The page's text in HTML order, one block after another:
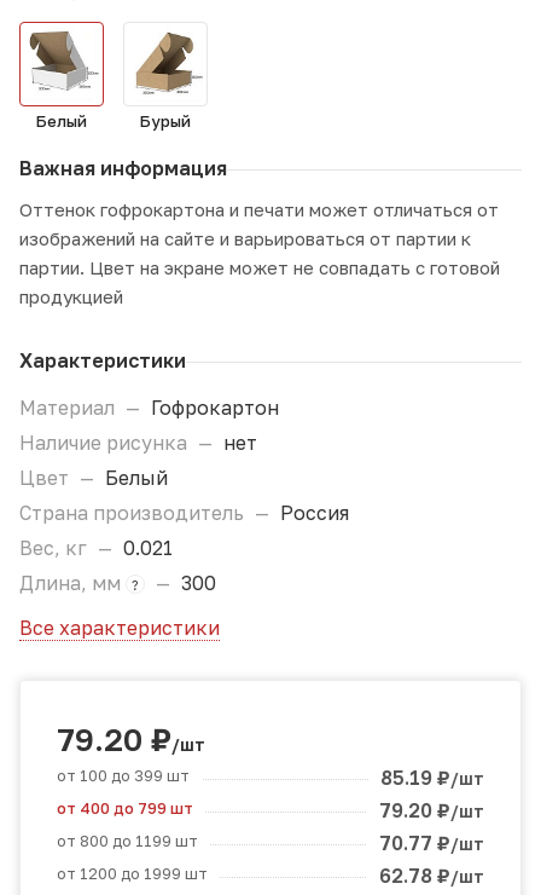
Белый Бурый
Важная информация
Оттенок гофрокартона и печати может отличаться от
изображений на сайте и варьироваться от партии к
партии. Цвет на экране может не совпадать с готовой
продукцией
Характеристики
Материал — Гофрокартон
Наличие рисунка — нет
Цвет — Белый
Страна производитель — Россия
Вес, кг — 0.021
Длина, мм
? — 300
Все характеристики
79.20 ₽/шт
от 100 до 399 шт 85.19 ₽/шт
от 400 до 799 шт 79.20 ₽/шт
от 800 до 1199 шт 70.77 ₽/шт
от 1200 до 1999 шт 62.78 ₽/шт